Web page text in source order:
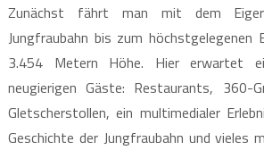
Zunächst fährt man mit dem
Jungfraubahn bis zum höchstgelegenen
3.454 Metern Höhe. Hier erwartet
neugierigen Gäste: Restaurants, 360-
Gletscherstollen, ein multimedialer
Geschichte der Jungfraubahn und vieles